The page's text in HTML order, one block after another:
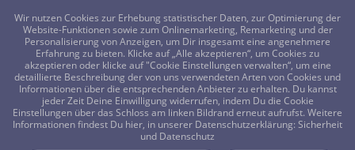
FRAGEN? KOSTENLOS ANRUFEN: 0800-8478266
Traumdeutung: Garten
TRAUMWELT & BEDEUTUNG
Wir nutzen Cookies zur Erhebung statistischer Daten, zur Optimierung der
Website-Funktionen sowie zum Onlinemarketing, Remarketing und der
Personalisierung von Anzeigen, um Dir insgesamt eine angenehmere
Erfahrung zu bieten. Klicke auf „Alle akzeptieren“, um Cookies zu
akzeptieren oder klicke auf "Cookie Einstellungen verwalten“, um eine
detaillierte Beschreibung der von uns verwendeten Arten von Cookies und
Informationen über die entsprechenden Anbieter zu erhalten. Du kannst
jeder Zeit Deine Einwilligung widerrufen, indem Du die Cookie
Einstellungen über das Schloss am linken Bildrand erneut aufrufst. Weitere
Informationen findest Du hier, in unserer Datenschutzerklärung: Sicherheit
und Datenschutz